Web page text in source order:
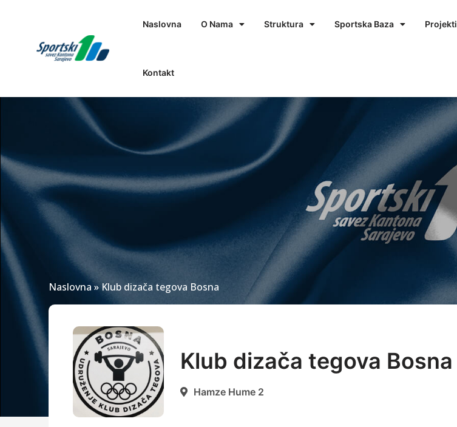
Naslovna O Nama Struktura Sportska Baza Projekti
Kontakt
Naslovna »Klub dizača tegova Bosna
Klub dizača tegova Bosna
Hamze Hume 2